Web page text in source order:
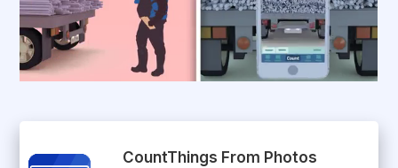
CountThings From Photos